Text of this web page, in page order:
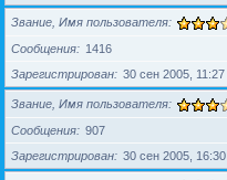
Звание, Имя пользователя
Сообщения
1416
Зарегистрирован
30 сен 2005, 11:27
Звание, Имя пользователя
Сообщения
907
Зарегистрирован
30 сен 2005, 16:30